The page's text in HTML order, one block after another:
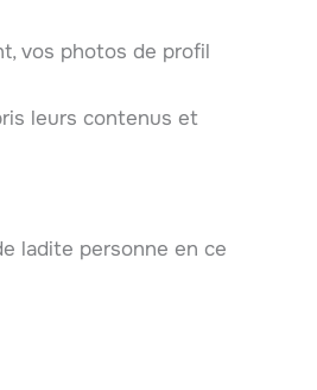
vos photos de profil
leurs contenus et
ladite personne en ce